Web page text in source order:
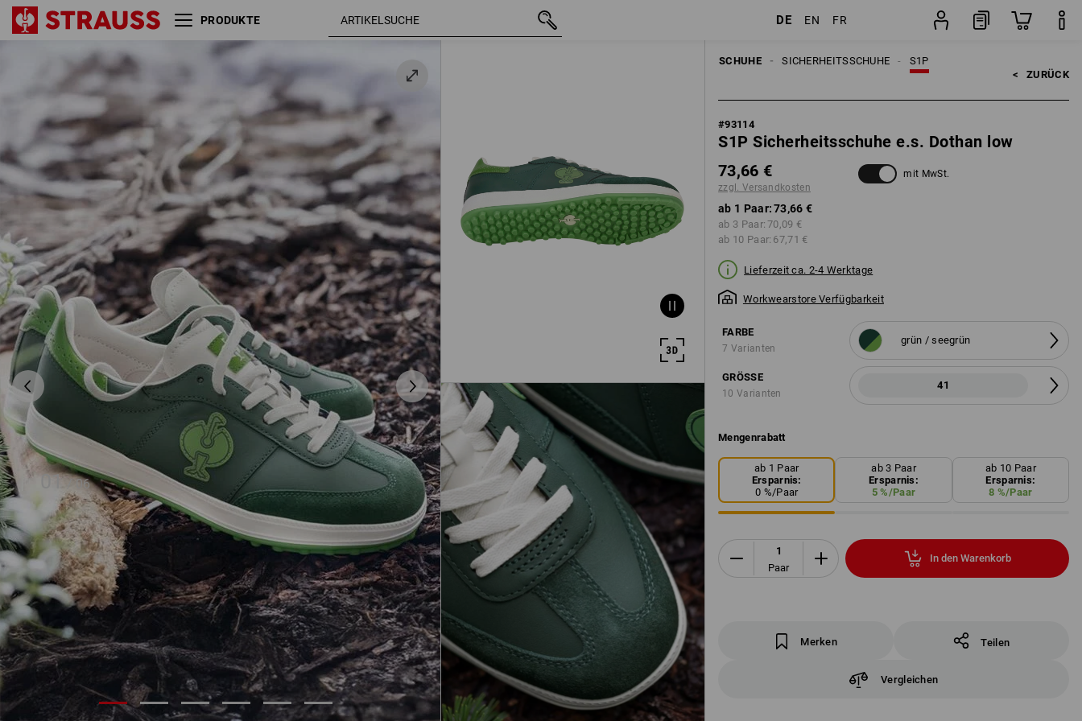
PRODUKTE DE EN FR
01 / 06
SCHUHE S1P
SICHERHEITSSCHUHE
< ZURÜCK
#93114
S1P Sicherheitsschuhe e.s. Dothan low
73,66 €
zzgl. Versandkosten
mit MwSt.
ab 1 Paar:73,66 €
ab 3 Paar: 70,09 €
ab 10 Paar: 67,71 €
Lieferzeit ca. 2-4 Werktage
Workwearstore Verfügbarkeit
FARBE
7 Varianten
grün / seegrün
GRÖSSE
10 Varianten
41
Mengenrabatt
ab 1 Paar
Ersparnis:
0 %/Paar
ab 3 Paar
Ersparnis:
5 %/Paar
ab 10 Paar
Ersparnis:
8 %/Paar
Paar
In den Warenkorb
Merken Teilen
Vergleichen
S1P Sicherheitsschuhe e.s.
Dothan low
41